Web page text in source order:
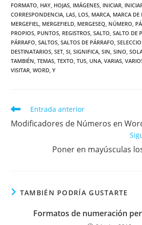
FORMATO, HAY, HOJAS, IMÁGENES, INICIAR,
CORRESPONDENCIA, LAS, LOS, MARCA, MARCA
MERGEFIEL, MERGEFIELD, MERGESEQ, NÚMERO,
PROPIOS, PUNTOS, REGISTROS, SALTO, SALTO DE
PÁRRAFO, SALTOS, SALTOS DE PÁRRAFO,
DESTINATARIOS, SET, SI, SIGNIFICA, SIN, SINO,
TAMBIÉN, TEMAS, TEXTO, TUS, UNA, VARIAS,
VISITAR, WORD, Y
Leer
artículos
Entrada anterior
Modificadores de Números en
Poner en mayúsculas
TAMBIÉN PODRÍA GUSTARTE
Formatos de numeración